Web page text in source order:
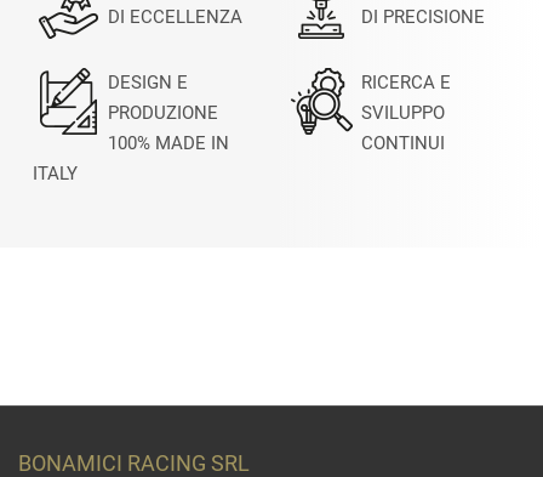
DI ECCELLENZA
DI PRECISIONE
DESIGN E
PRODUZIONE
100% MADE IN
ITALY
RICERCA E
SVILUPPO
CONTINUI
BONAMICI RACING SRL